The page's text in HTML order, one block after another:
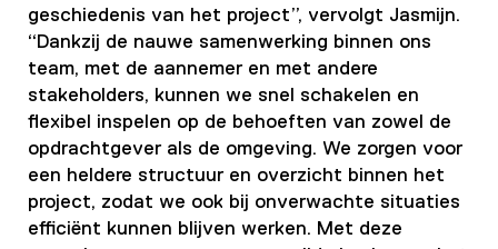
geschiedenis van het project”, vervolgt Jasmijn.
“Dankzij de nauwe samenwerking binnen ons
team, met de aannemer en met andere
stakeholders, kunnen we snel schakelen en
flexibel inspelen op de behoeften van zowel de
opdrachtgever als de omgeving. We zorgen voor
een heldere structuur en overzicht binnen het
project, zodat we ook bij onverwachte situaties
efficiënt kunnen blijven werken. Met deze